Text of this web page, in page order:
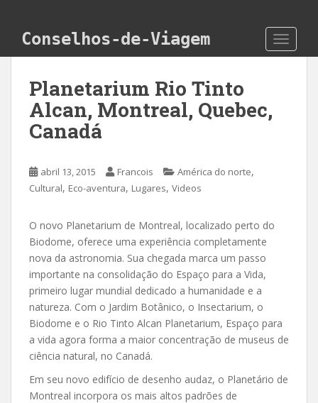
Conselhos-de-Viagem
Planetarium Rio Tinto
Alcan, Montreal, Quebec,
Canadá
abril 13, 2015 Francois América do norte,
Cultural, Eco-aventura, Lugares, Videos
O novo Planetarium de Montreal, localizado perto do
Biodome, oferece uma experiência completamente
nova da astronomia. Sua chegada marca um passo
importante na consolidação do Espaço para a Vida,
primeiro lugar mundial dedicado a humanidade e a
natureza. Com o Jardim Botânico, o Insectarium, o
Biodome e o Rio Tinto Alcan Planetarium, Espaço para
a vida agora forma a maior concentração de museus de
ciência natural, no Canadá.
Em seu novo edifício de desenho audaz, o Planetário de
Montreal incorpora os mais altos padrões de